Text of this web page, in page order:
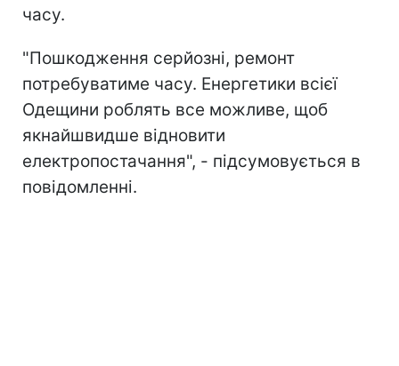
часу.
"Пошкодження серйозні, ремонт
потребуватиме часу. Енергетики всієї
Одещини роблять все можливе, щоб
якнайшвидше відновити
електропостачання", - підсумовується в
повідомленні.